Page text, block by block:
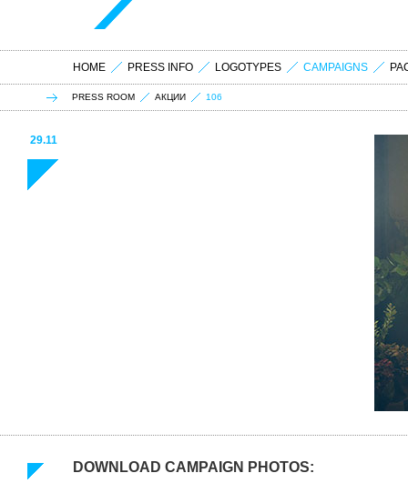
HOME PRESS INFO LOGOTYPES CAMPAIGNS
PRESS ROOM АКЦИИ 106
29.11
DOWNLOAD CAMPAIGN PHOTOS: